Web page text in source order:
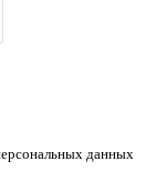
данных